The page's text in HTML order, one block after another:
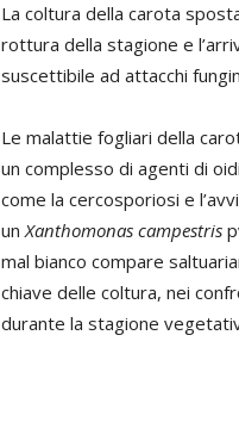
La coltura della carota
rottura della stagione e
suscettibile ad attacchi
Le malattie fogliari della
un complesso di agenti di oidi
come la cercosporiosi e
unXanthomonas campestris
mal bianco compare
chiave delle coltura, nei
durante la stagione